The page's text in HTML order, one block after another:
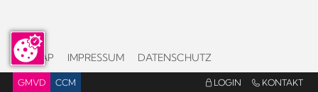
SITEMAP IMPRESSUM DATENSCHUTZ
GMVD CCM LOGIN  KONTAKT